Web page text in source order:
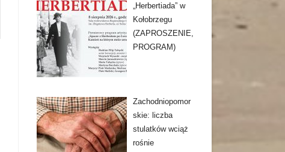
„Herbertiada” w
Kołobrzegu
(ZAPROSZENIE,
PROGRAM)
Zachodniopomor
skie: liczba
stulatków wciąż
rośnie